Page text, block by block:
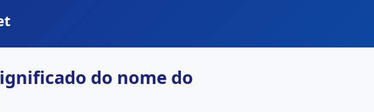
do nome do